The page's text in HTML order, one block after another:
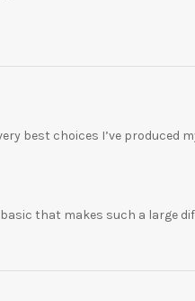
best choices I’ve produced
that makes such a large